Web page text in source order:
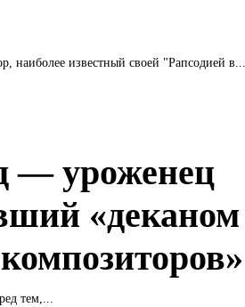
наиболее известный своей "Рапсодией
— уроженец
«деканом
тем,...